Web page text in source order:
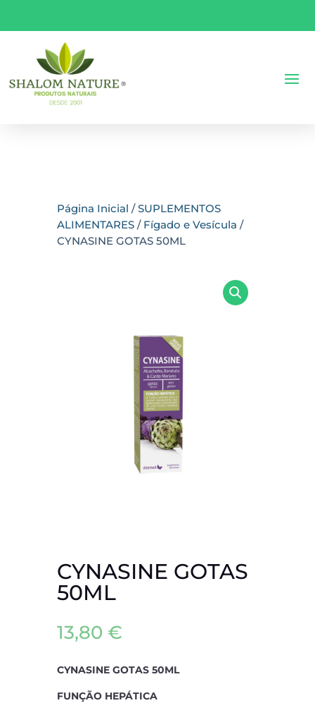
Página Inicial /SUPLEMENTOS
ALIMENTARES/ Fígado e Vesícula /
CYNASINE GOTAS 50ML
CYNASINE GOTAS
50ML
13,80 €
CYNASINE GOTAS 50ML
FUNÇÃO HEPÁTICA